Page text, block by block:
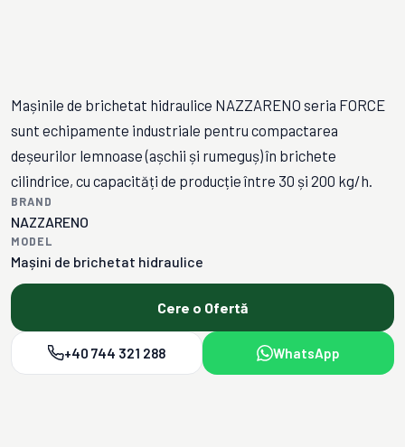
Mașinile de brichetat hidraulice NAZZARENO seria FORCE
sunt echipamente industriale pentru compactarea
deșeurilor lemnoase (așchii și rumeguș) în brichete
cilindrice, cu capacități de producție între 30 și 200 kg/h.
BRAND
NAZZARENO
MODEL
Mașini de brichetat hidraulice
Cere o Ofertă
+40 744 321 288 WhatsApp